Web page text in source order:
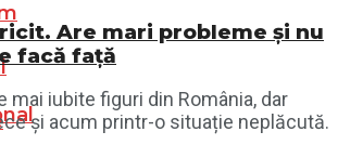
Are mari probleme și nu
facă față
mai iubite figuri din România, dar
și acum printr-o situație neplăcută.